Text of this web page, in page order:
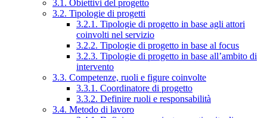
3.1. Obiettivi del progetto
3.2. Tipologie di progetti
3.2.1. Tipologie di progetto in base agli attori
coinvolti nel servizio
3.2.2. Tipologie di progetto in base al focus
3.2.3. Tipologie di progetto in base all’ambito di
intervento
3.3. Competenze, ruoli e figure coinvolte
3.3.1. Coordinatore di progetto
3.3.2. Definire ruoli e responsabilità
3.4. Metodo di lavoro